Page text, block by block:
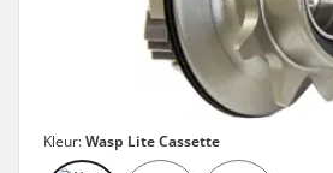
Kleur:Wasp Lite Cassette